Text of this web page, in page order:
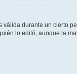
válida durante un cierto
lo editó, aunque la